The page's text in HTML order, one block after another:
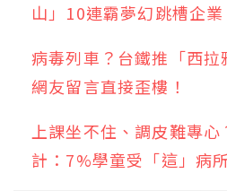
山」10連霸夢幻跳槽企業
病毒列車？台鐵推「西
網友留言直接歪樓！
上課坐不住、調皮難專心
計：7%學童受「這」病